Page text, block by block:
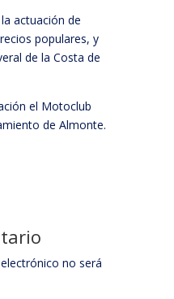
actuación de
populares, y
de la Costa de
el Motoclub
de Almonte.
no será